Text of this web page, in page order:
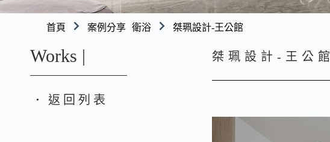
首頁 案例分享 衛浴 桀珮設計-王公館
Works |
● 返回列表
桀珮設計-王公館